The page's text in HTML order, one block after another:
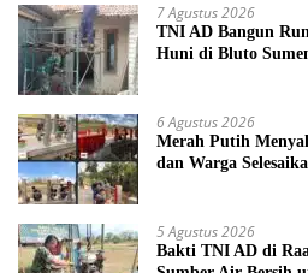
7 Agustus 2026
TNI AD Bangun
Huni di Bluto
6 Agustus 2026
Merah Putih
dan Warga
5 Agustus 2026
Bakti TNI AD di